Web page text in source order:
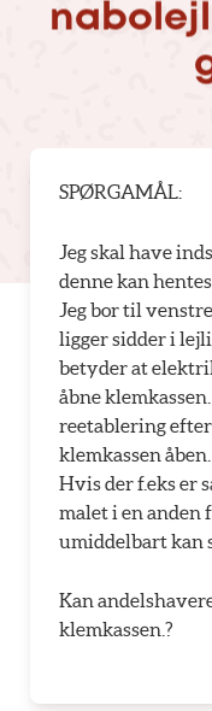
SPØRGAMÅL:
Jeg skal have
denne kan hentes
Jeg bor til
ligger sidder i
betyder at
åbne
reetablering
klemkassen åben.
Hvis der f.eks er
malet i en anden
umiddelbart kan
Kan
klemkassen.?